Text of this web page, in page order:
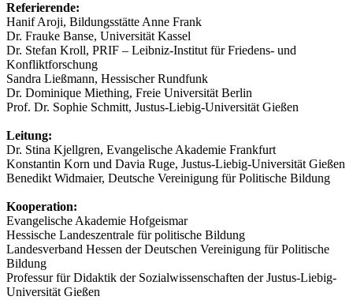
Referierende:
Hanif Aroji, Bildungsstätte Anne Frank
Dr. Frauke Banse, Universität Kassel
Dr. Stefan Kroll, PRIF – Leibniz-Institut für Friedens- und
Konfliktforschung
Sandra Ließmann, Hessischer Rundfunk
Dr. Dominique Miething, Freie Universität Berlin
Prof. Dr. Sophie Schmitt, Justus-Liebig-Universität Gießen
Leitung:
Dr. Stina Kjellgren, Evangelische Akademie Frankfurt
Konstantin Korn und Davia Ruge, Justus-Liebig-Universität Gießen
Benedikt Widmaier, Deutsche Vereinigung für Politische Bildung
Kooperation:
Evangelische Akademie Hofgeismar
Hessische Landeszentrale für politische Bildung
Landesverband Hessen der Deutschen Vereinigung für Politische
Bildung
Professur für Didaktik der Sozialwissenschaften der Justus-Liebig-
Universität Gießen